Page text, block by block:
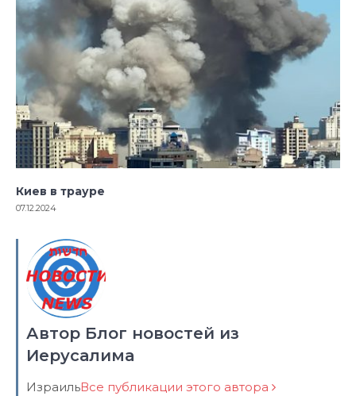
Киев в трауре
07.12.2024
Автор Блог новостей из
Иерусалима
ИзраильВсе публикации этого автора